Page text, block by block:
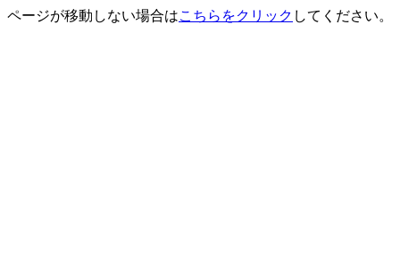
ページが移動しない場合はこちらをクリック してください。